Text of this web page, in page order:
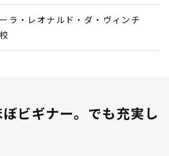
ラ・レオナルド・ダ・ヴィンチ
ビギナー。でも充実し